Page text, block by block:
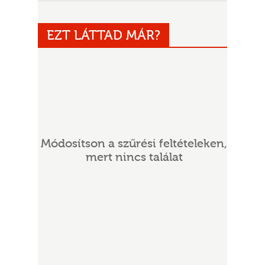
EZT LÁTTAD MÁR?
Módosítson a szűrési feltételeken,
mert nincs találat